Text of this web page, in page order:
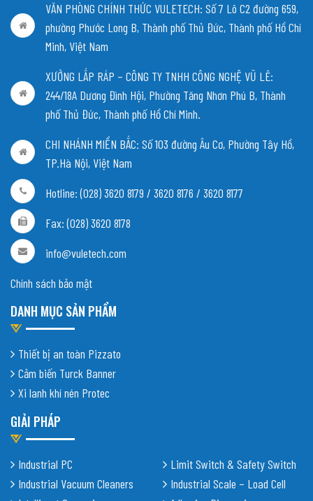
VĂN PHÒNG CHÍNH THỨC VULETECH: Số 7 Lô C2 đường 659,
phường Phước Long B, Thành phố Thủ Đức, Thành phố Hồ Chí
Minh, Việt Nam
XƯỞNG LẮP RÁP – CÔNG TY TNHH CÔNG NGHỆ VŨ LÊ:
244/18A Dương Đình Hội, Phường Tăng Nhơn Phú B, Thành
phố Thủ Đức, Thành phố Hồ Chí Minh.
CHI NHÁNH MIỀN BẮC: Số 103 đường Âu Cơ, Phường Tây Hồ,
TP.Hà Nội, Việt Nam
Hotline: (028) 3620 8179 / 3620 8176 / 3620 8177
Fax: (028) 3620 8178
info@vuletech.com
Chính sách bảo mật
DANH MỤC SẢN PHẨM
Thiết bị an toàn Pizzato
Cảm biến Turck Banner
Xi lanh khí nén Protec
GIẢI PHÁP
Industrial PC
Industrial Vacuum Cleaners
Limit Switch & Safety Switch
Industrial Scale – Load Cell